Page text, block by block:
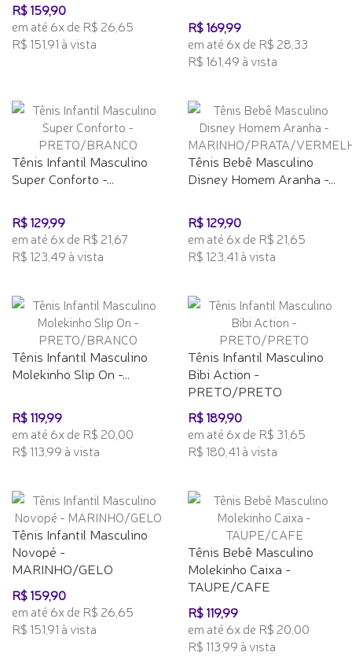
R$ 159,90
em até 6x de R$ 26,65
R$ 151,91 à vista
R$ 169,99
em até 6x de R$ 28,33
R$ 161,49 à vista
Tênis Infantil Masculino
Super Conforto -...
R$ 129,99
em até 6x de R$ 21,67
R$ 123,49 à vista
Tênis Bebê Masculino
Disney Homem Aranha -...
R$ 129,90
em até 6x de R$ 21,65
R$ 123,41 à vista
Tênis Infantil Masculino
Molekinho Slip On -...
R$ 119,99
em até 6x de R$ 20,00
R$ 113,99 à vista
Tênis Infantil Masculino
Bibi Action -
PRETO/PRETO
R$ 189,90
em até 6x de R$ 31,65
R$ 180,41 à vista
Tênis Infantil Masculino
Novopé -
MARINHO/GELO
R$ 159,90
em até 6x de R$ 26,65
R$ 151,91 à vista
Tênis Bebê Masculino
Molekinho Caixa -
TAUPE/CAFE
R$ 119,99
em até 6x de R$ 20,00
R$ 113,99 à vista